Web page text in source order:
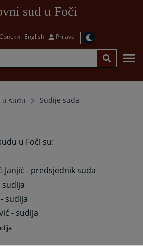
sud u Foči
Српски English Prijava
u sudu Sudije suda
u Foči su:
Janjić - predsjednik suda
sudija
sudija
- sudija